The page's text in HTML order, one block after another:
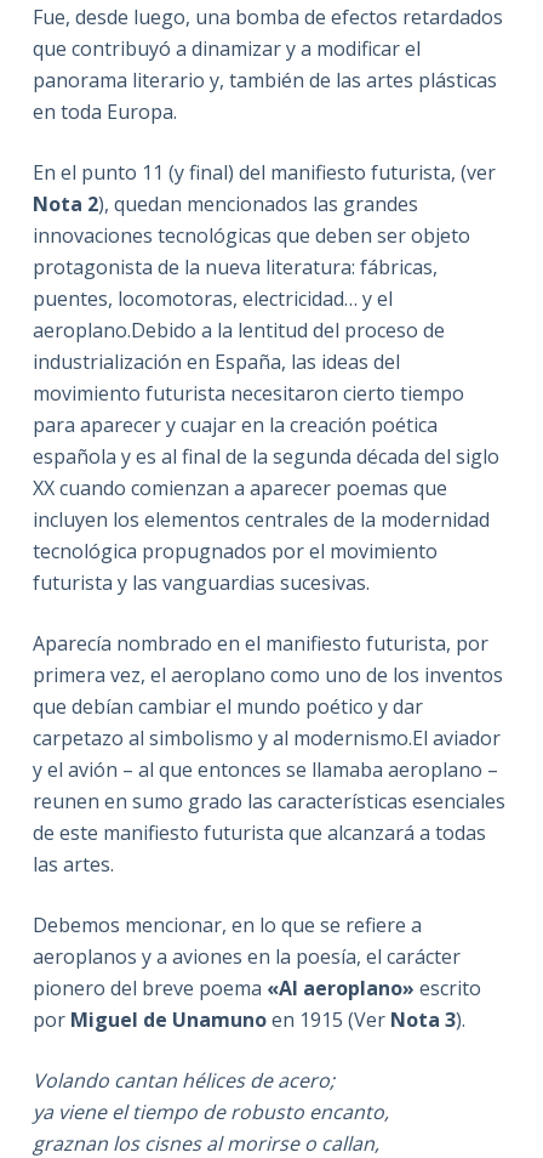
Fue, desde luego, una bomba de efectos retardados
que contribuyó a dinamizar y a modificar el
panorama literario y, también de las artes plásticas
en toda Europa.
En el punto 11 (y final) del manifiesto futurista, (ver
Nota 2), quedan mencionados las grandes
innovaciones tecnológicas que deben ser objeto
protagonista de la nueva literatura: fábricas,
puentes, locomotoras, electricidad… y el
aeroplano.Debido a la lentitud del proceso de
industrialización en España, las ideas del
movimiento futurista necesitaron cierto tiempo
para aparecer y cuajar en la creación poética
española y es al final de la segunda década del siglo
XX cuando comienzan a aparecer poemas que
incluyen los elementos centrales de la modernidad
tecnológica propugnados por el movimiento
futurista y las vanguardias sucesivas.
Aparecía nombrado en el manifiesto futurista, por
primera vez, el aeroplano como uno de los inventos
que debían cambiar el mundo poético y dar
carpetazo al simbolismo y al modernismo.El aviador
y el avión – al que entonces se llamaba aeroplano –
reunen en sumo grado las características esenciales
de este manifiesto futurista que alcanzará a todas
las artes.
Debemos mencionar, en lo que se refiere a
aeroplanos y a aviones en la poesía, el carácter
pionero del breve poema «Al aeroplano» escrito
por Miguel de Unamunoen 1915 (Ver Nota 3).
Volando cantan hélices de acero;
ya viene el tiempo de robusto encanto,
graznan los cisnes al morirse o callan,